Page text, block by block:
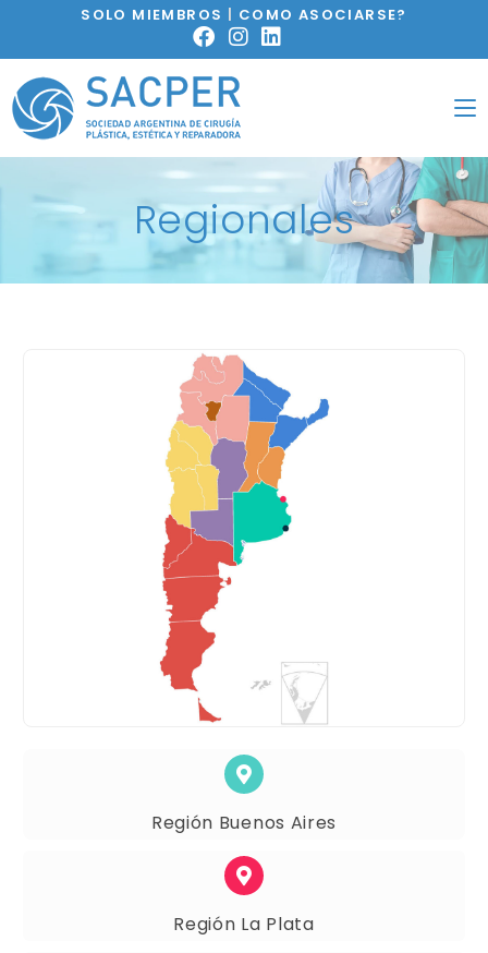
SOLO MIEMBROS | COMO ASOCIARSE?
Regionales
Región Buenos Aires
Región La Plata